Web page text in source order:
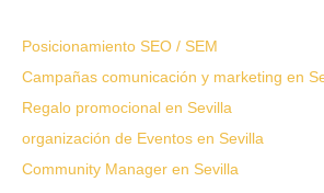
Posicionamiento SEO / SEM
Campañas comunicación y marketing en
Regalo promocional en Sevilla
organización de Eventos en Sevilla
Community Manager en Sevilla